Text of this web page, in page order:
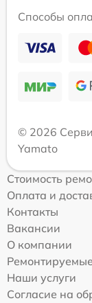
Способы
© 2026
Yamato
Стоимость
Оплата и
Контакты
Вакансии
О компании
Наши услуги
Согласие на